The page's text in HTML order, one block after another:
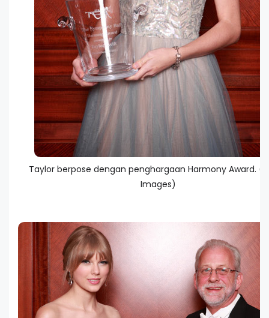
Taylor berpose dengan penghargaan Harmony Award.
Images)